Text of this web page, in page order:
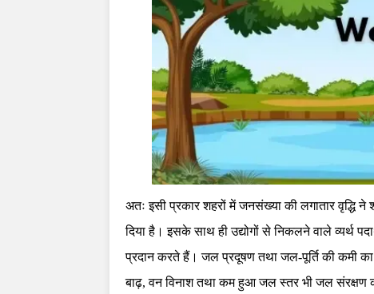
अतः इसी प्रकार शहरों में जनसंख्या की लगातार वृद्धि
दिया है। इसके साथ ही उद्योगों से निकलने वाले व्यर्थ
प्रदान करते हैं। जल प्रदूषण तथा जल-पूर्ति की कमी का
बाढ़, वन विनाश तथा कम हुआ जल स्तर भी जल संरक्षण